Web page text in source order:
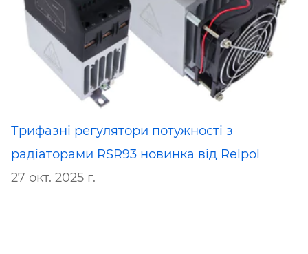
Трифазні регулятори потужності з
радіаторами RSR93 новинка від Relpol
27 окт. 2025 г.